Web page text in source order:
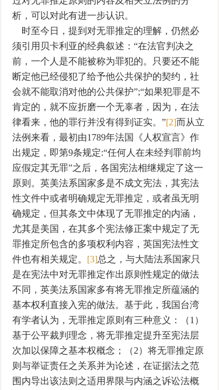
析，可以对此有进一步认识。
时至今日，提到对无罪推定的理解，仍然必
须引用贝卡利亚的经典叙述：“在法官判决之
前，一个人是不能被称为罪犯的。只要还不能
断定他已经侵犯了给予他公共保护的契约，社
会就不能取消对他的公共保护”;“如果犯罪是不
肯定的，就不应折磨一个无辜者，因为，在法
律看来，他的罪行并没有得到证实。”[2]而从立
法例来看，最初由1789年法国《人权宣言》作
出规定，即第9条规定:“任何人在未经判罪前均
应假定其无罪”之后，各国宪法相继规定了这一
原则。英美法系国家多是不成文宪法，其宪法
性文件中或者明确规定无罪推定，或者虽无明
确规定，但其条文中体现了无罪推定的内涵，
尤其是美国，在其多个宪法修正案中规定了无
罪推定所包含的多项权利内容，英国宪法性文
件也有相关规定。 [3]总之，与大陆法系国家只
是在宪法中对无罪推定作出原则性规定的做法
不同，英美法系国家多有将无罪推定所蕴涵的
基本权利直接入宪的做法。基于此，我国台湾
有学者认为，无罪推定原则有三种意义：（1）
基于公平裁判理念，将无罪推定提升至宪法层
次加以保障之基本权概念；（2）将无罪推定原
则与举证责任之关系并为论述，在证据法之范
围内导出该法则之适用界限与内涵之诉讼法概